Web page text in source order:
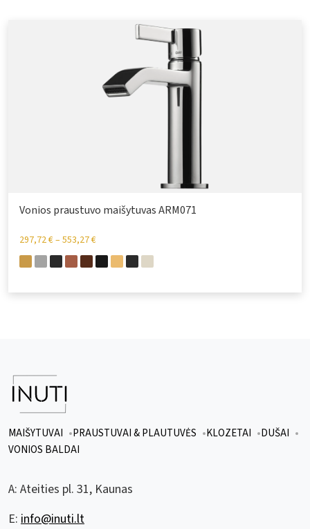
Vonios praustuvo maišytuvas ARM071
297,72€– 553,27€
MAIŠYTUVAI PRAUSTUVAI & PLAUTUVĖS KLOZETAI
DUŠAI
VONIOS BALDAI
A: Ateities pl. 31, Kaunas
E: info@inuti.lt